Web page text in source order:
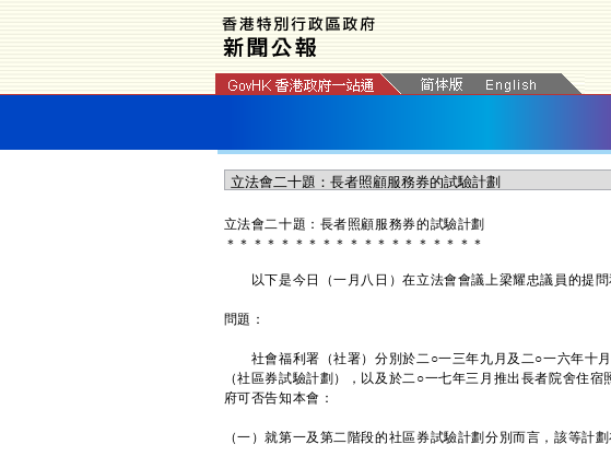
立法會二十題：長者照顧服務券的試驗計劃
＊ ＊ ＊ ＊ ＊ ＊ ＊ ＊ ＊ ＊ ＊ ＊ ＊ ＊ ＊ ＊ ＊ ＊ ＊
以下是今日（一月八日）在立法會會議上梁耀忠議員的提問
問題：
社會福利署（社署）分別於二○一三年九月及二○一六年十月
（社區券試驗計劃），以及於二○一七年三月推出長者院舍住
府可否告知本會：
（一）就第一及第二階段的社區券試驗計劃分別而言，該等計